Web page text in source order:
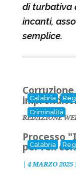
di turbativa
incanti,
semplice.
Calabria
Criminalità
REDAZIONE
Calabria
Processo
per l’ex
| 4 MARZO 2025